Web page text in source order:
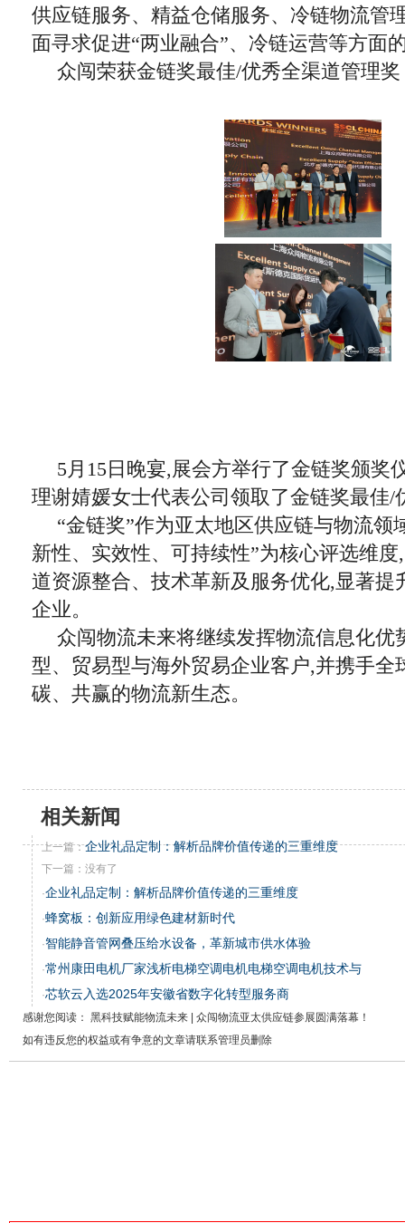
供应链服务、精益仓储服务、冷链物流管
面寻求促进“两业融合”、冷链运营等方面
众闯荣获金链奖最佳/优秀全渠道管理奖
5月15日晚宴,展会方举行了金链奖颁奖
理谢婧媛女士代表公司领取了金链奖最佳/
“金链奖”作为亚太地区供应链与物流领
新性、实效性、可持续性”为核心评选维
道资源整合、技术革新及服务优化,显著提
企业。
众闯物流未来将继续发挥物流信息化优
型、贸易型与海外贸易企业客户,并携手全
碳、共赢的物流新生态。
相关新闻
上一篇：企业礼品定制：解析品牌价值传递的三重维度
下一篇：没有了
·企业礼品定制：解析品牌价值传递的三重维度
·蜂窝板：创新应用绿色建材新时代
·智能静音管网叠压给水设备，革新城市供水体验
·常州康田电机厂家浅析电梯空调电机电梯空调电机技术与
·芯软云入选2025年安徽省数字化转型服务商
感谢您阅读： 黑科技赋能物流未来 | 众闯物流亚太供应链参展圆满落幕！
如有违反您的权益或有争意的文章请联系管理员删除